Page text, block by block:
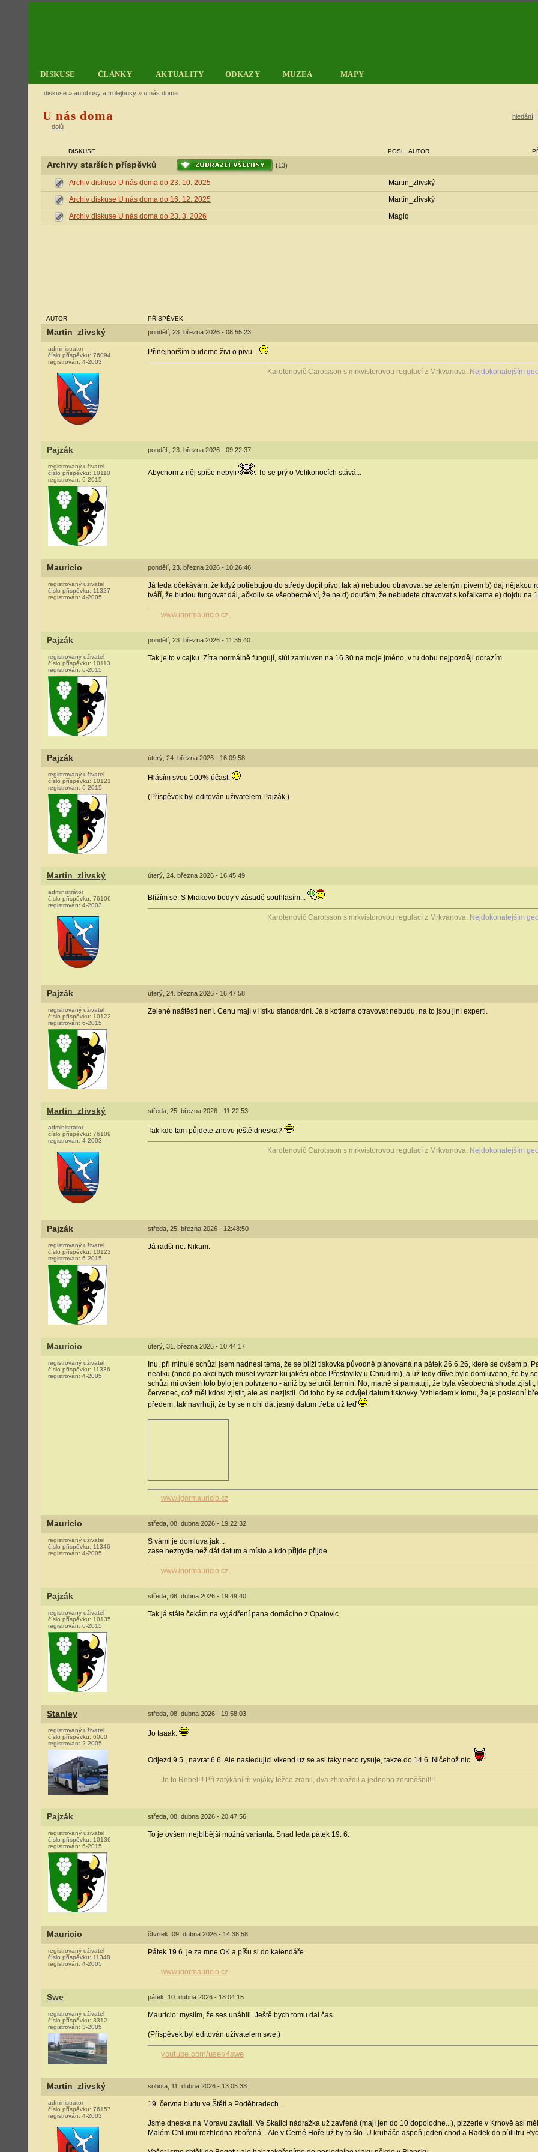
DISKUSE ČLÁNKY AKTUALITY ODKAZY MUZEA MAPY
diskuse » autobusy a trolejbusy » u nás doma
U nás doma
dolů
hledání |
DISKUSE POSL. AUTOR
Archivy starších příspěvků (13)
Archiv diskuse U nás doma do 23. 10. 2025 Martin_zlivský
Archiv diskuse U nás doma do 16. 12. 2025
Martin_zlivský
Archiv diskuse U nás doma do 23. 3. 2026
Magiq
AUTOR PŘÍSPĚVEK
Martin_zlivský pondělí, 23. března 2026 - 08:55:23
administrátor
číslo příspěvku: 76094
registrován: 4-2003
Přinejhorším budeme živi o pivu...
Karotenovič Carotsson s mrkvistorovou regulací z Mrkvanova: Nejdokonalejším
Pajzák pondělí, 23. března 2026 - 09:22:37
registrovaný uživatel
číslo příspěvku: 10110
registrován: 6-2015
Abychom z něj spíše nebyli . To se prý o Velikonocích stává...
Mauricio pondělí, 23. března 2026 - 10:26:46
registrovaný uživatel
číslo příspěvku: 11327
registrován: 4-2005
Já teda očekávám, že když potřebujou do středy dopít pivo, tak a) nebudou otravovat se zeleným pivem b) daj nějakou
tváří, že budou fungovat dál, ačkoliv se všeobecně ví, že ne d) doufám, že nebudete otravovat s kořalkama e) dojdu na
www.igormauricio.cz
Pajzák pondělí, 23. března 2026 - 11:35:40
registrovaný uživatel
číslo příspěvku: 10113
registrován: 6-2015
Tak je to v cajku. Zítra normálně fungují, stůl zamluven na 16.30 na moje jméno, v tu dobu nejpozději dorazím.
Pajzák úterý, 24. března 2026 - 16:09:58
registrovaný uživatel
číslo příspěvku: 10121
registrován: 6-2015
Hlásím svou 100% účast.
(Příspěvek byl editován uživatelem Pajzák.)
Martin_zlivský úterý, 24. března 2026 - 16:45:49
administrátor
číslo příspěvku: 76106
registrován: 4-2003
Blížím se. S Mrakovo body v zásadě souhlasím...
Karotenovič Carotsson s mrkvistorovou regulací z Mrkvanova: Nejdokonalejším
Pajzák úterý, 24. března 2026 - 16:47:58
registrovaný uživatel
číslo příspěvku: 10122
registrován: 6-2015
Zelené naštěstí není. Cenu mají v lístku standardní. Já s kotlama otravovat nebudu, na to jsou jiní experti.
Martin_zlivský středa, 25. března 2026 - 11:22:53
administrátor
číslo příspěvku: 76109
registrován: 4-2003
Tak kdo tam půjdete znovu ještě dneska?
Karotenovič Carotsson s mrkvistorovou regulací z Mrkvanova: Nejdokonalejším
Pajzák středa, 25. března 2026 - 12:48:50
registrovaný uživatel
číslo příspěvku: 10123
registrován: 6-2015
Já radši ne. Nikam.
Mauricio úterý, 31. března 2026 - 10:44:17
registrovaný uživatel
číslo příspěvku: 11336
registrován: 4-2005
Inu, při minulé schůzi jsem nadnesl téma, že se blíží tiskovka původně plánovaná na pátek 26.6.26, které se ovšem p.
nealku (hned po akci bych musel vyrazit ku jakési obce Přestavlky u Chrudimi), a už tedy dříve bylo domluveno, že by
schůzi mi ovšem toto bylo jen potvrzeno - aniž by se určil termín. No, matně si pamatuji, že byla všeobecná shoda
červenec, což měl kdosi zjistit, ale asi nezjistil. Od toho by se odvíjel datum tiskovky. Vzhledem k tomu, že je poslední
předem, tak navrhuji, že by se mohl dát jasný datum třeba už teď
www.igormauricio.cz
Mauricio středa, 08. dubna 2026 - 19:22:32
registrovaný uživatel
číslo příspěvku: 11346
registrován: 4-2005
S vámi je domluva jak...
zase nezbyde než dát datum a místo a kdo přijde přijde
www.igormauricio.cz
Pajzák středa, 08. dubna 2026 - 19:49:40
registrovaný uživatel
číslo příspěvku: 10135
registrován: 6-2015
Tak já stále čekám na vyjádření pana domácího z Opatovic.
Stanley středa, 08. dubna 2026 - 19:58:03
registrovaný uživatel
číslo příspěvku: 6060
registrován: 2-2005
Jo taaak.
Odjezd 9.5., navrat 6.6. Ale nasledujici vikend uz se asi taky neco rysuje, takze do 14.6. Ničehož nic.
Je to Rebel!!! Při zatýkání tři vojáky těžce zranil, dva zhmoždil a jednoho zesměšnil!!!
Pajzák středa, 08. dubna 2026 - 20:47:56
registrovaný uživatel
číslo příspěvku: 10136
registrován: 6-2015
To je ovšem nejblbější možná varianta. Snad leda pátek 19. 6.
Mauricio čtvrtek, 09. dubna 2026 - 14:38:58
registrovaný uživatel
číslo příspěvku: 11348
registrován: 4-2005
Pátek 19.6. je za mne OK a píšu si do kalendáře.
www.igormauricio.cz
Swe pátek, 10. dubna 2026 - 18:04:15
registrovaný uživatel
číslo příspěvku: 3312
registrován: 3-2005
Mauricio: myslím, že ses unáhlil. Ještě bych tomu dal čas.
(Příspěvek byl editován uživatelem swe.)
youtube.com/user/4swe
Martin_zlivský sobota, 11. dubna 2026 - 13:05:38
administrátor
číslo příspěvku: 76157
registrován: 4-2003
19. června budu ve Štětí a Poděbradech...
Jsme dneska na Moravu zavítali. Ve Skalici nádražka už zavřená (mají jen do 10 dopolodne...), pizzerie v Krhově asi
Malém Chlumu rozhledna zbořená... Ale v Černé Hoře už by to šlo. U kruháče aspoň jeden chod a Radek do půllitru